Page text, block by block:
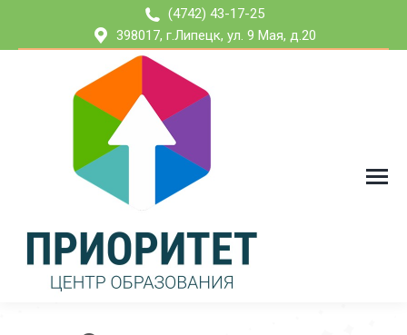
(4742) 43-17-25
398017, г.Липецк, ул. 9 Мая, д.20